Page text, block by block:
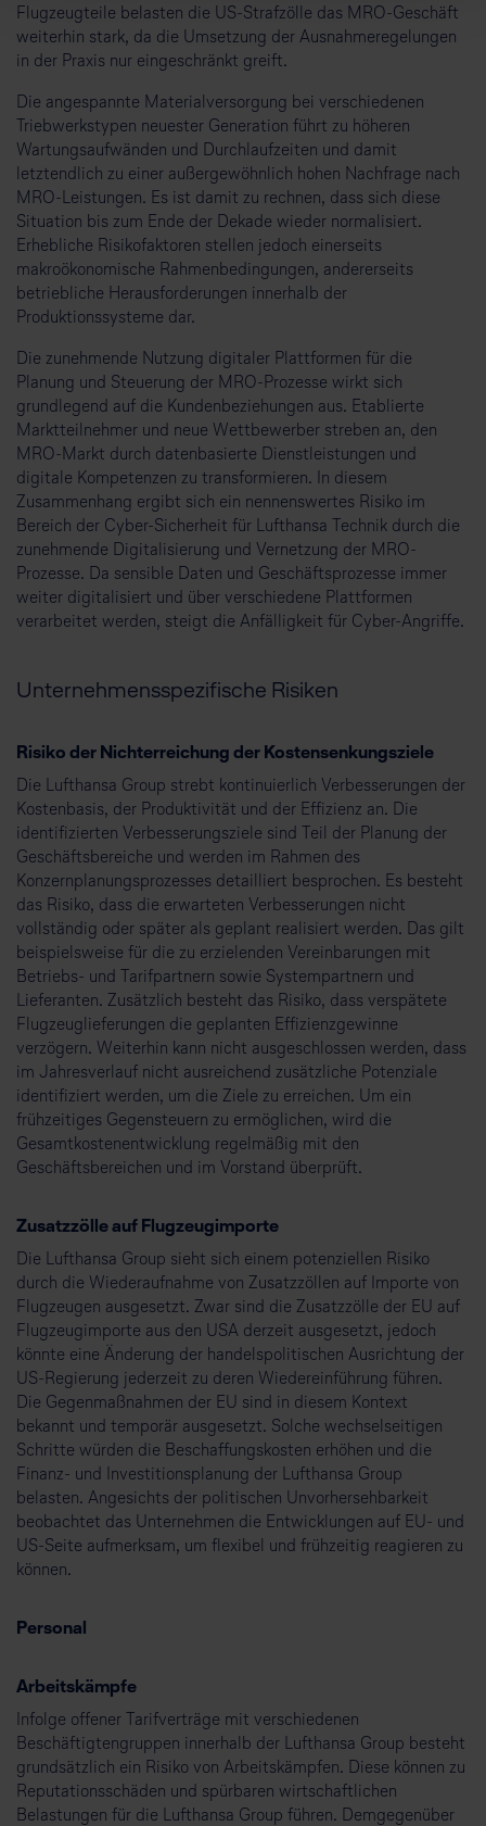
Flugzeugteile belasten die US-Strafzölle das MRO-Geschäft
weiterhin stark, da die Umsetzung der Ausnahmeregelungen
in der Praxis nur eingeschränkt greift.
Die angespannte Materialversorgung bei verschiedenen
Triebwerkstypen neuester Generation führt zu höheren
Wartungsaufwänden und Durchlaufzeiten und damit
letztendlich zu einer außergewöhnlich hohen Nachfrage nach
MRO-Leistungen. Es ist damit zu rechnen, dass sich diese
Situation bis zum Ende der Dekade wieder normalisiert.
Erhebliche Risikofaktoren stellen jedoch einerseits
makroökonomische Rahmenbedingungen, andererseits
betriebliche Herausforderungen innerhalb der
Produktionssysteme dar.
Die zunehmende Nutzung digitaler Plattformen für die
Planung und Steuerung der MRO-Prozesse wirkt sich
grundlegend auf die Kundenbeziehungen aus. Etablierte
Marktteilnehmer und neue Wettbewerber streben an, den
MRO-Markt durch datenbasierte Dienstleistungen und
digitale Kompetenzen zu transformieren. In diesem
Zusammenhang ergibt sich ein nennenswertes Risiko im
Bereich der Cyber-Sicherheit für Lufthansa Technik durch die
zunehmende Digitalisierung und Vernetzung der MRO-
Prozesse. Da sensible Daten und Geschäftsprozesse immer
weiter digitalisiert und über verschiedene Plattformen
verarbeitet werden, steigt die Anfälligkeit für Cyber-Angriffe.
Unternehmensspezifische Risiken
Risiko der Nichterreichung der Kostensenkungsziele
Die Lufthansa Group strebt kontinuierlich Verbesserungen der
Kostenbasis, der Produktivität und der Effizienz an. Die
identifizierten Verbesserungsziele sind Teil der Planung der
Geschäftsbereiche und werden im Rahmen des
Konzernplanungsprozesses detailliert besprochen. Es besteht
das Risiko, dass die erwarteten Verbesserungen nicht
vollständig oder später als geplant realisiert werden. Das gilt
beispielsweise für die zu erzielenden Vereinbarungen mit
Betriebs- und Tarifpartnern sowie Systempartnern und
Lieferanten. Zusätzlich besteht das Risiko, dass verspätete
Flugzeuglieferungen die geplanten Effizienzgewinne
verzögern. Weiterhin kann nicht ausgeschlossen werden, dass
im Jahresverlauf nicht ausreichend zusätzliche Potenziale
identifiziert werden, um die Ziele zu erreichen. Um ein
frühzeitiges Gegensteuern zu ermöglichen, wird die
Gesamtkostenentwicklung regelmäßig mit den
Geschäftsbereichen und im Vorstand überprüft.
Zusatzzölle auf Flugzeugimporte
Die Lufthansa Group sieht sich einem potenziellen Risiko
durch die Wiederaufnahme von Zusatzzöllen auf Importe von
Flugzeugen ausgesetzt. Zwar sind die Zusatzzölle der EU auf
Flugzeugimporte aus den USA derzeit ausgesetzt, jedoch
könnte eine Änderung der handelspolitischen Ausrichtung der
US-Regierung jederzeit zu deren Wiedereinführung führen.
Die Gegenmaßnahmen der EU sind in diesem Kontext
bekannt und temporär ausgesetzt. Solche wechselseitigen
Schritte würden die Beschaffungskosten erhöhen und die
Finanz- und Investitionsplanung der Lufthansa Group
belasten. Angesichts der politischen Unvorhersehbarkeit
beobachtet das Unternehmen die Entwicklungen auf EU- und
US-Seite aufmerksam, um flexibel und frühzeitig reagieren zu
können.
Personal
Arbeitskämpfe
Infolge offener Tarifverträge mit verschiedenen
Beschäftigtengruppen innerhalb der Lufthansa Group besteht
grundsätzlich ein Risiko von Arbeitskämpfen. Diese können zu
Reputationsschäden und spürbaren wirtschaftlichen
Belastungen für die Lufthansa Group führen. Demgegenüber